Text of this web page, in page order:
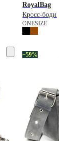
RoyalBag
Кросс-боди
ONESIZE
−59%